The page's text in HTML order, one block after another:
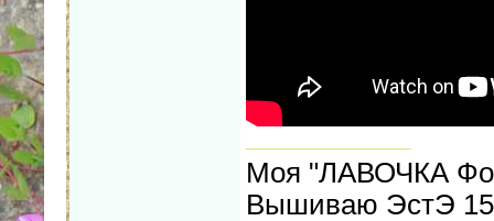
Моя "ЛАВОЧКА
Вышиваю ЭстЭ